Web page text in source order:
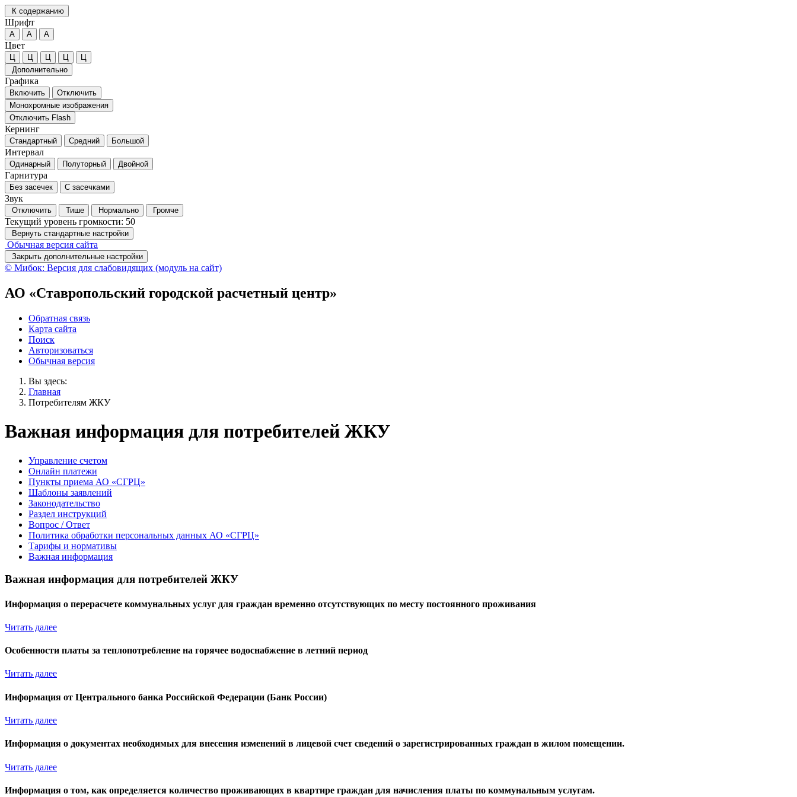
К содержанию
Шрифт
А А А
Цвет
Ц Ц Ц Ц
Ц
Дополнительно
Графика
Включить
Отключить
Монохромные изображения
Отключить Flash
Кернинг
Стандартный Средний Большой
Интервал
Одинарный Полуторный Двойной
Гарнитура
Без засечек С засечками
Звук
Отключить Тише Нормально Громче
Текущий уровень громкости: 50
Вернуть стандартные настройки
Обычная версия сайта
Закрыть дополнительные настройки
© Мибок: Версия для слабовидящих (модуль на сайт)
АО «Ставропольский городской расчетный центр»
Обратная связь
Карта сайта
Поиск
Авторизоваться
Обычная версия
Вы здесь:
Главная
Потребителям ЖКУ
Важная информация для потребителей ЖКУ
Управление счетом
Онлайн платежи
Пункты приема АО «СГРЦ»
Шаблоны заявлений
Законодательство
Раздел инструкций
Вопрос / Ответ
Политика обработки персональных данных АО «СГРЦ»
Тарифы и нормативы
Важная информация
Важная информация для потребителей ЖКУ
Информация о перерасчете коммунальных услуг для граждан временно отсутствующих по месту постоянного проживания
Читать далее
Особенности платы за теплопотребление на горячее водоснабжение в летний период
Читать далее
Информация от Центрального банка Российской Федерации (Банк России)
Читать далее
Информация о документах необходимых для внесения изменений в лицевой счет сведений о зарегистрированных граждан в жилом помещении.
Читать далее
Информация о том, как определяется количество проживающих в квартире граждан для начисления платы по коммунальным услугам.